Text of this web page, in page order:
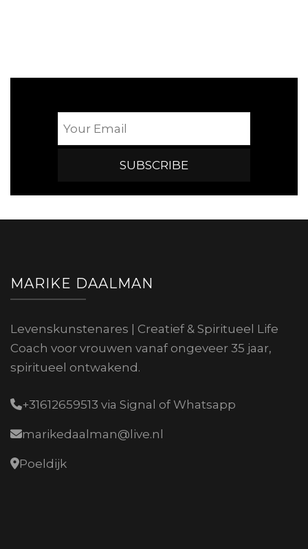
MARIKE DAALMAN
Levenskunstenares | Creatief & Spiritueel Life
Coach voor vrouwen vanaf ongeveer 35 jaar,
spiritueel ontwakend.
+31612659513 via Signal of Whatsapp
marikedaalman@live.nl
Poeldijk